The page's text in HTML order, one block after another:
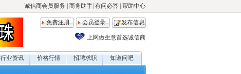
诚信商会员服务 商务助手 有问必答 帮助中心
免费注册 会员登录 发布信息
上网做生意首选诚信商
行业资讯 价格行情 招聘求职 知道问吧